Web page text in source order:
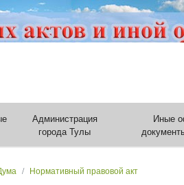
Администрация
города Тулы
Иные
Нормативный правовой акт